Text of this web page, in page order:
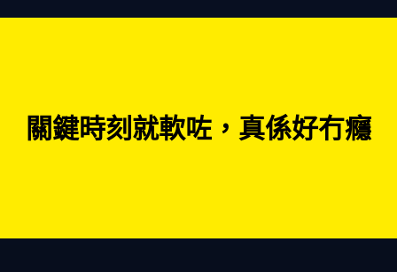
關鍵時刻就軟咗，真係好冇癮